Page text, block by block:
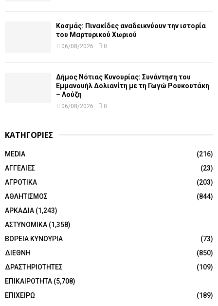
Κοσμάς: Πινακίδες αναδεικνύουν την ιστορία
του Μαρτυρικού Χωριού
06/08/2026 0
Δήμος Νότιας Κυνουρίας: Συνάντηση του
Εμμανουήλ Δολιανίτη με τη Γωγώ Ρουκουτάκη
– Λούζη
06/08/2026 0
ΚΑΤΗΓΟΡΙΕΣ
MEDIA
(216)
ΑΓΓΕΛΙΕΣ
(23)
ΑΓΡΟΤΙΚΑ
(203)
ΑΘΛΗΤΙΣΜΟΣ
(844)
ΑΡΚΑΔΙΑ (1,243)
ΑΣΤΥΝΟΜΙΚΑ (1,358)
ΒΟΡΕΙΑ ΚΥΝΟΥΡΙΑ
(73)
ΔΙΕΘΝΗ
(850)
ΔΡΑΣΤΗΡΙΟΤΗΤΕΣ
(109)
ΕΠΙΚΑΙΡΟΤΗΤΑ (5,708)
ΕΠΙΧΕΙΡΩ
(189)